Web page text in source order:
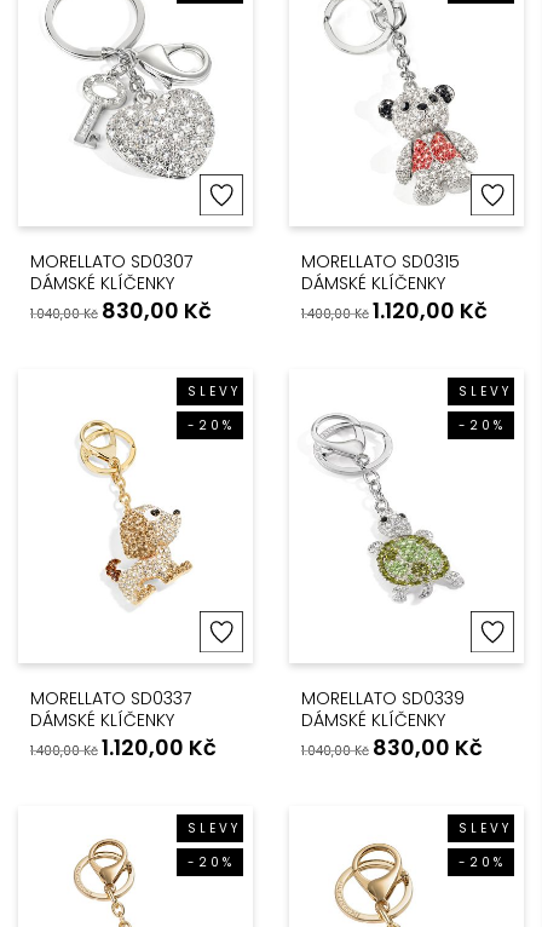
MORELLATO SD0307
DÁMSKÉ KLÍČENKY
1.040,00Kč 830,00 Kč
MORELLATO SD0315
DÁMSKÉ KLÍČENKY
1.400,00Kč 1.120,00 Kč
SLEVY
-20%
MORELLATO SD0337
DÁMSKÉ KLÍČENKY
1.400,00Kč 1.120,00 Kč
SLEVY
-20%
MORELLATO SD0339
DÁMSKÉ KLÍČENKY
1.040,00Kč 830,00 Kč
SLEVY
-20%
SLEVY
-20%